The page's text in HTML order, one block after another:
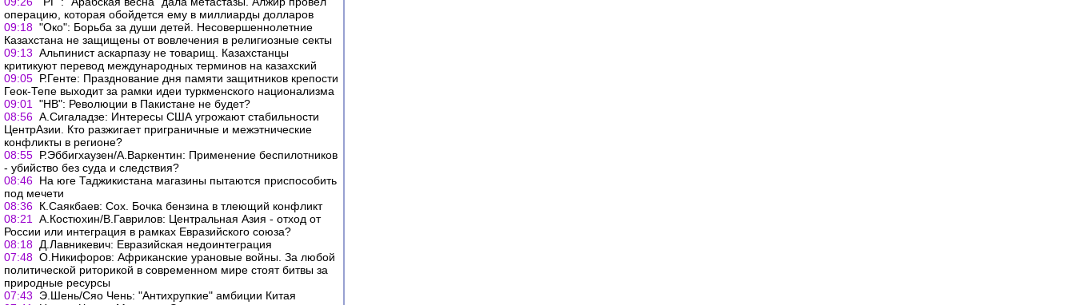
операцию, которая обойдется ему в миллиарды долларов
09:18 "Око": Борьба за души детей. Несовершеннолетние
Казахстана не защищены от вовлечения в религиозные секты
09:13 Альпинист аскарпазу не товарищ. Казахстанцы
критикуют перевод международных терминов на казахский
09:05 Р.Генте: Празднование дня памяти защитников крепости
Геок-Тепе выходит за рамки идеи туркменского национализма
09:01
"НВ": Революции в Пакистане не будет?
08:56 А.Сигаладзе: Интересы США угрожают стабильности
ЦентрАзии. Кто разжигает приграничные и межэтнические
конфликты в регионе?
08:55 Р.Эббигхаузен/А.Варкентин: Применение беспилотников
- убийство без суда и следствия?
08:46 На юге Таджикистана магазины пытаются приспособить
под мечети
08:36 К.Саякбаев: Сох. Бочка бензина в тлеющий конфликт
08:21
А.Костюхин/В.Гаврилов: Центральная Азия - отход от
России или интеграция в рамках Евразийского союза?
08:18 Д.Лавникевич: Евразийская недоинтеграция
07:48 О.Никифоров: Африканские урановые войны. За любой
политической риторикой в современном мире стоят битвы за
природные ресурсы
07:43
Э.Шень/Сяо Чень: "Антихрупкие" амбиции Китая